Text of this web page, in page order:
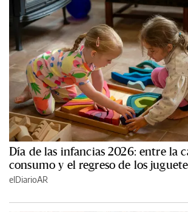
Día de las infancias 2026: entre la
consumo y el regreso de los
elDiarioAR